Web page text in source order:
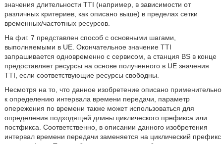
значения длительности TTI (например, в зависимости от
различных критериев, как описано выше) в пределах сетки
временных/частотных ресурсов.
На фиг. 7 представлен способ с основными шагами,
выполняемыми в UE. Окончательное значение TTI
запрашивается одновременно с сервисом, а станция BS в конце
предоставляет ресурсы на основе полученного в UE значения
TTI, если соответствующие ресурсы свободны.
Несмотря на то, что данное изобретение описано применительно
к определению интервала времени передачи, параметр
опережения по времени также может использоваться для
определения подходящей длины циклического префикса или
постфикса. Соответственно, в описании данного изобретения
интервал времени передачи заменяется на циклический префикс